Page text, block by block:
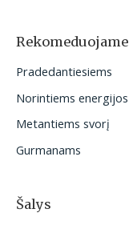
o
:
Rekomeduojame
Pradedantiesiems
Norintiems energijos
Metantiems svorį
Gurmanams
Šalys